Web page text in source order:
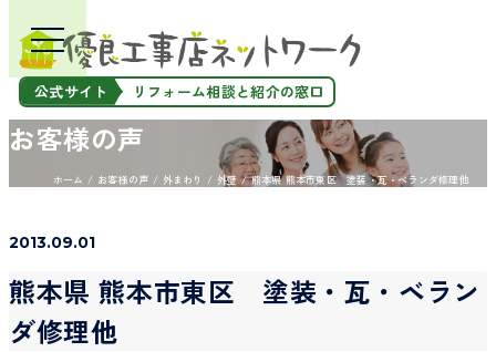
公式サイト リフォーム相談と紹介の窓口
お客様の声
ホーム お客様の声 外まわり 外壁 熊本県 熊本市東区 塗装・瓦・ベランダ修理他
2013.09.01
熊本県 熊本市東区 塗装・瓦・ベラン
ダ修理他